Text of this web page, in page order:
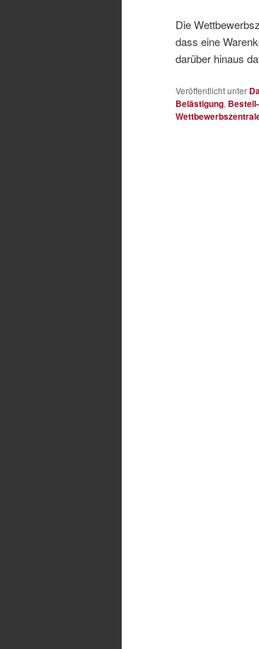
Die
dass eine
darüber hinaus
Veröffentlicht unter
Belästigung,